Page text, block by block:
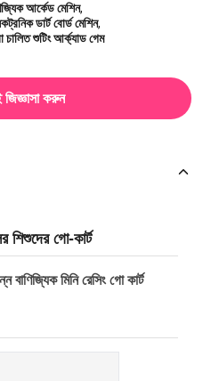
আর্কেড মেশিন,
ডার্ট বোর্ড মেশিন,
চালিত শুটিং আর্ক্যাড গেম
করুন
শিশুদের গো-কার্ট
মিনি রেসিং গো কার্ট